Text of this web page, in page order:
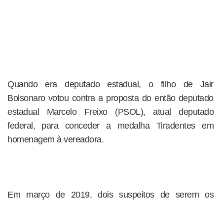
Quando era deputado estadual, o filho de Jair
Bolsonaro votou contra a proposta do então deputado
estadual Marcelo Freixo (PSOL), atual deputado
federal, para conceder a medalha Tiradentes em
homenagem à vereadora.
Em março de 2019, dois suspeitos de serem os